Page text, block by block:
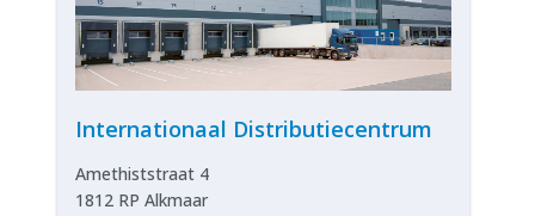
Internationaal Distributiecentrum
Amethiststraat 4
1812 RP Alkmaar